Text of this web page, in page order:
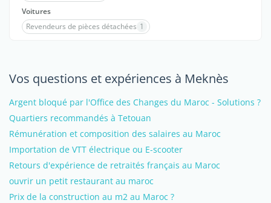
Voitures
Revendeurs de pièces détachées 1
Vos questions et expériences à Meknès
Argent bloqué par l'Office des Changes du Maroc - Solutions ?
Quartiers recommandés à Tetouan
Rémunération et composition des salaires au Maroc
Importation de VTT électrique ou E-scooter
Retours d'expérience de retraités français au Maroc
ouvrir un petit restaurant au maroc
Prix de la construction au m2 au Maroc ?